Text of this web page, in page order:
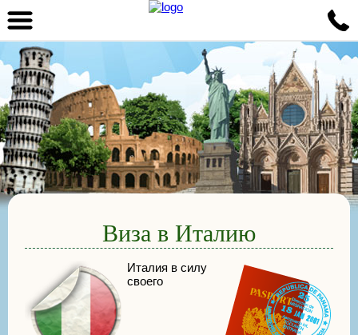
Виза в Италию
Италия в силу
своего